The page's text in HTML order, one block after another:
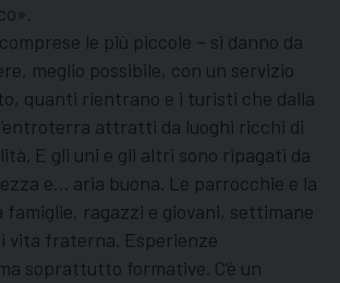
le più piccole – si danno da
meglio possibile, con un servizio
quanti rientrano e i turisti che dalla
attratti da luoghi ricchi di
E gli uni e gli altri sono ripagati da
e… aria buona. Le parrocchie e la
famiglie, ragazzi e giovani, settimane
vita fraterna. Esperienze
soprattutto formative. C’è un